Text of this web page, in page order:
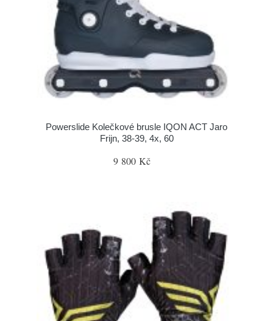
Powerslide Kolečkové brusle IQON ACT Jaro
Frijn, 38-39, 4x, 60
9 800 Kč